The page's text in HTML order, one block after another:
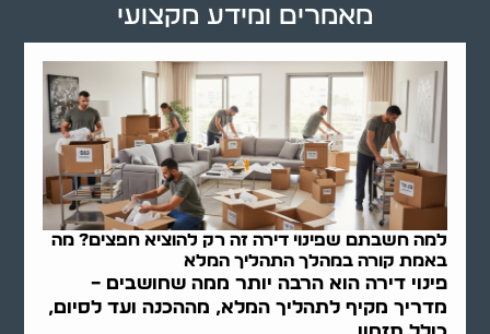
למה חשבתם שפינוי דירה זה רק להוציא חפצים? מה
באמת קורה במהלך התהליך המלא
פינוי דירה הוא הרבה יותר ממה שחושבים –
מדריך מקיף לתהליך המלא, מההכנה ועד לסיום,
מאמרים ומידע מקצועי